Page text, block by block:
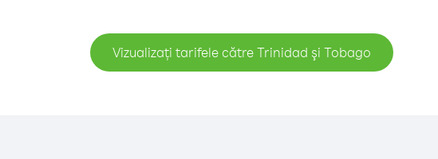
Vizualizați tarifele către Trinidad şi Tobago